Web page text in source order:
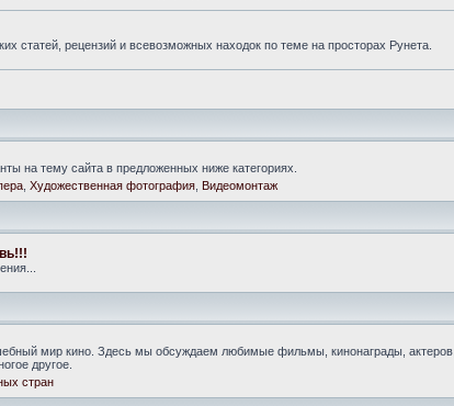
статей, рецензий и всевозможных находок по теме на просторах Рунета.
на тему сайта в предложенных ниже категориях.
Художественная фотография Видеомонтаж
мир кино. Здесь мы обсуждаем любимые фильмы, кинонаграды, актеров,
другое.
стран